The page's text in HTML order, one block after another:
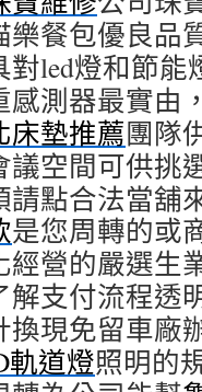
樂餐包優良品
led燈和節能
感測器最實由
床墊推薦團隊
議空間可供挑
點合法當舖
是您周轉的或
經營的嚴選生
支付流程透
換現免留車廠
軌道燈照明的